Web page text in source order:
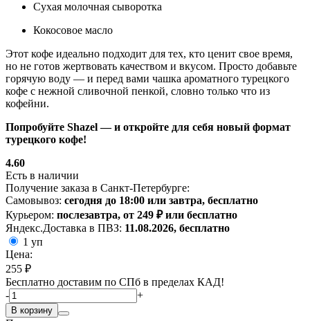
Сухая молочная сыворотка
Кокосовое масло
Этот кофе идеально подходит для тех, кто ценит свое время,
но не готов жертвовать качеством и вкусом. Просто добавьте
горячую воду — и перед вами чашка ароматного турецкого
кофе с нежной сливочной пенкой, словно только что из
кофейни.
Попробуйте Shazel — и откройте для себя новый формат
турецкого кофе!
4.60
Есть в наличии
Получение заказа в Санкт-Петербурге:
Самовывоз: сегодня до 18:00 или завтра, бесплатно
Курьером: послезавтра, от 249 ₽ или бесплатно
Яндекс.Доставка в ПВЗ: 11.08.2026, бесплатно
1 уп
Цена:
255 ₽
Бесплатно доставим по СПб в пределах КАД!
-
+
В корзину